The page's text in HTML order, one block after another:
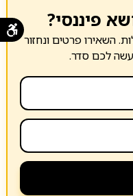
פיננסי?
השאירו פרטים ונחזור
לכם סדר.